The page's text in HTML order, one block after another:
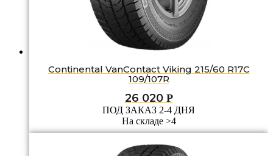
Continental VanContact Viking 215/60 R17C
109/107R
26 020 Р
ПОД ЗАКАЗ 2-4 ДНЯ
На складе >4